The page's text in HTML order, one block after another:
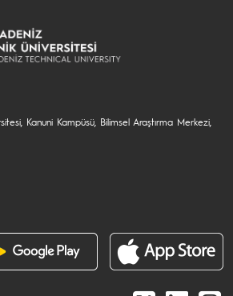
Kanuni Kampüsü, Bilimsel Araştırma Merkezi,